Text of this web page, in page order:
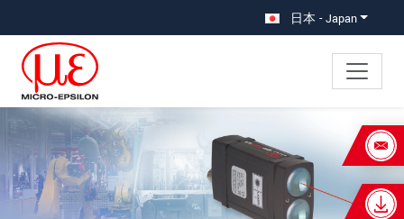
日本 - Japan
×
あなたのリクエスト optoNCDT
ILR1171